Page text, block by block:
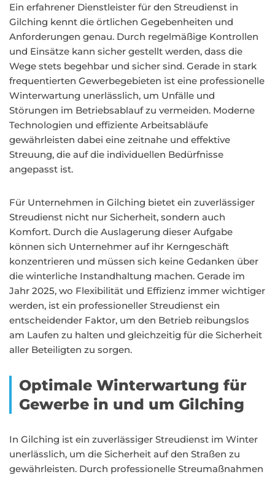
Ein erfahrener Dienstleister für den Streudienst in
Gilching kennt die örtlichen Gegebenheiten und
Anforderungen genau. Durch regelmäßige Kontrollen
und Einsätze kann sicher gestellt werden, dass die
Wege stets begehbar und sicher sind. Gerade in stark
frequentierten Gewerbegebieten ist eine professionelle
Winterwartung unerlässlich, um Unfälle und
Störungen im Betriebsablauf zu vermeiden. Moderne
Technologien und effiziente Arbeitsabläufe
gewährleisten dabei eine zeitnahe und effektive
Streuung, die auf die individuellen Bedürfnisse
angepasst ist.
Für Unternehmen in Gilching bietet ein zuverlässiger
Streudienst nicht nur Sicherheit, sondern auch
Komfort. Durch die Auslagerung dieser Aufgabe
können sich Unternehmer auf ihr Kerngeschäft
konzentrieren und müssen sich keine Gedanken über
die winterliche Instandhaltung machen. Gerade im
Jahr 2025, wo Flexibilität und Effizienz immer wichtiger
werden, ist ein professioneller Streudienst ein
entscheidender Faktor, um den Betrieb reibungslos
am Laufen zu halten und gleichzeitig für die Sicherheit
aller Beteiligten zu sorgen.
Optimale Winterwartung für
Gewerbe in und um Gilching
In Gilching ist ein zuverlässiger Streudienst im Winter
unerlässlich, um die Sicherheit auf den Straßen zu
gewährleisten. Durch professionelle Streumaßnahmen